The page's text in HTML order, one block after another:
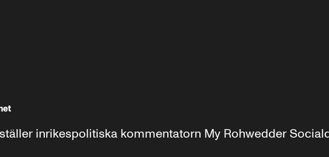
inrikespolitiska kommentatorn My Rohwedder